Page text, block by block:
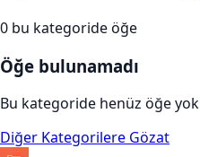
0 bu kategoride öğe
Öğe bulunamadı
Bu kategoride henüz öğe yok
Diğer Kategorilere Gözat